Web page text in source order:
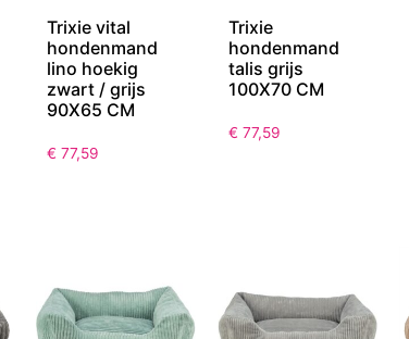
Trixie vital
hondenmand
lino hoekig
zwart / grijs
90X65 CM
€ 77,59
Trixie
hondenmand
talis grijs
100X70 CM
€ 77,59